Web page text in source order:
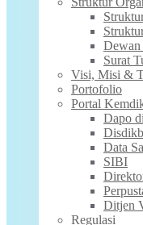
Dewan
Surat
Visi, Misi &
Portofolio
Portal
Dapo
Data
SIBI
Ditjen
Regulasi